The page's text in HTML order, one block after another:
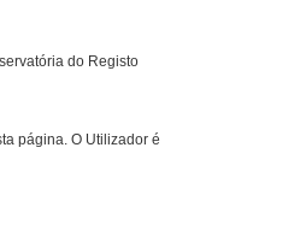
do Registo
página. O Utilizador é